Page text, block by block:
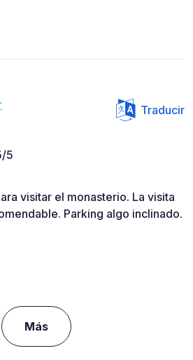
Traducir
5
visitar el monasterio. La visita
Parking algo inclinado.
Más